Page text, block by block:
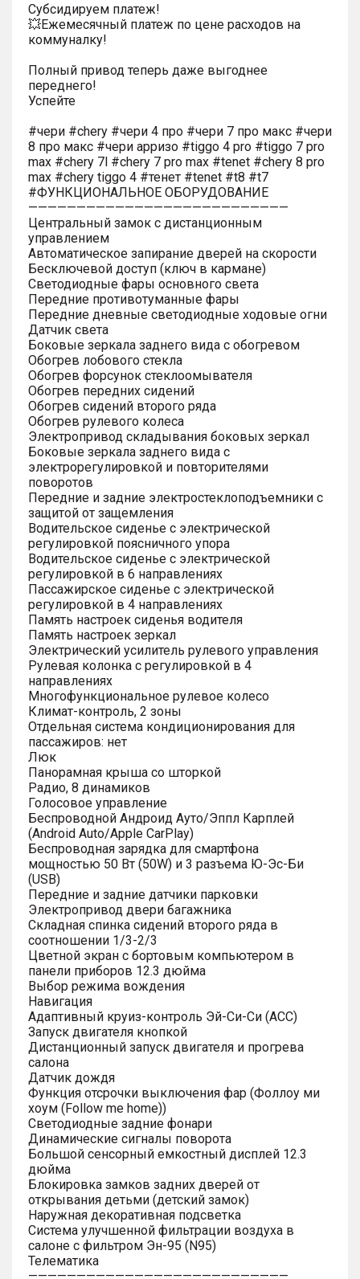
Субсидируем платеж!
💥Ежемесячный платеж по цене расходов на
коммуналку!
Полный привод теперь даже выгоднее
переднего!
Успейте
#чери #chery #чери 4 про #чери 7 про макс #чери
8 про макс #чери арризо #tiggo 4 pro #tiggo 7 pro
max #chery 7l #chery 7 pro max #tenet #chery 8 pro
max #chery tiggo 4 #тенет #tenet #t8 #t7
#ФУНКЦИОНАЛЬНОЕ ОБОРУДОВАНИЕ
———————————————————————————
Центральный замок с дистанционным
управлением
Автоматическое запирание дверей на скорости
Бесключевой доступ (ключ в кармане)
Светодиодные фары основного света
Передние противотуманные фары
Передние дневные светодиодные ходовые огни
Датчик света
Боковые зеркала заднего вида с обогревом
Обогрев лобового стекла
Обогрев форсунок стеклоомывателя
Обогрев передних сидений
Обогрев сидений второго ряда
Обогрев рулевого колеса
Электропривод складывания боковых зеркал
Боковые зеркала заднего вида с
электрорегулировкой и повторителями
поворотов
Передние и задние электростеклоподъемники с
защитой от защемления
Водительское сиденье с электрической
регулировкой поясничного упора
Водительское сиденье с электрической
регулировкой в 6 направлениях
Пассажирское сиденье с электрической
регулировкой в 4 направлениях
Память настроек сиденья водителя
Память настроек зеркал
Электрический усилитель рулевого управления
Рулевая колонка с регулировкой в 4
направлениях
Многофункциональное рулевое колесо
Климат-контроль, 2 зоны
Отдельная система кондиционирования для
пассажиров: нет
Люк
Панорамная крыша со шторкой
Радио, 8 динамиков
Голосовое управление
Беспроводной Андроид Ауто/Эппл Карплей
(Android Auto/Apple CarPlay)
Беспроводная зарядка для смартфона
мощностью 50 Вт (50W) и 3 разъема Ю-Эс-Би
(USB)
Передние и задние датчики парковки
Электропривод двери багажника
Складная спинка сидений второго ряда в
соотношении 1/3-2/3
Цветной экран с бортовым компьютером в
панели приборов 12.3 дюйма
Выбор режима вождения
Навигация
Адаптивный круиз-контроль Эй-Си-Си (ACC)
Запуск двигателя кнопкой
Дистанционный запуск двигателя и прогрева
салона
Датчик дождя
Функция отсрочки выключения фар (Фоллоу ми
хоум (Follow me home))
Светодиодные задние фонари
Динамические сигналы поворота
Большой сенсорный емкостный дисплей 12.3
дюйма
Блокировка замков задних дверей от
открывания детьми (детский замок)
Наружная декоративная подсветка
Система улучшенной фильтрации воздуха в
салоне с фильтром Эн-95 (N95)
Телематика
———————————————————————————